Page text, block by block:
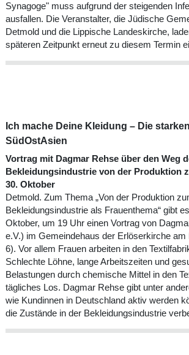
Synagoge" muss aufgrund der steigenden
ausfallen. Die Veranstalter, die Jüdische
Detmold und die Lippische Landeskirche,
späteren Zeitpunkt erneut zu diesem Termin
Ich mache Deine Kleidung – Die
SüdOstAsien
Vortrag mit Dagmar Rehse über den Weg
Bekleidungsindustrie von der Produktion
30. Oktober
Detmold. Zum Thema „Von der Produktion
Bekleidungsindustrie als Frauenthema“ gibt
Oktober, um 19 Uhr einen Vortrag von
e.V.) im Gemeindehaus der Erlöserkirche
6). Vor allem Frauen arbeiten in den
Schlechte Löhne, lange Arbeitszeiten und
Belastungen durch chemische Mittel in den
tägliches Los. Dagmar Rehse gibt unter
wie Kundinnen in Deutschland aktiv werden
die Zustände in der Bekleidungsindustrie